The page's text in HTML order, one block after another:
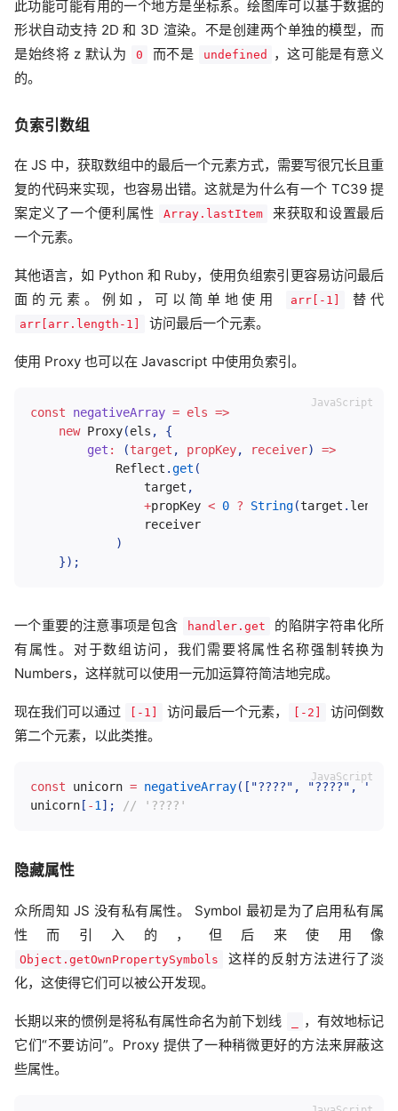
此功能可能有用的一个地方是坐标系。绘图库可以基于数据的
形状自动支持 2D 和 3D 渲染。不是创建两个单独的模型，而
是始终将 z 默认为
0 而不是 undefined
，这可能是有意义
的。
负索引数组
在 JS 中，获取数组中的最后一个元素方式，需要写很冗长且重
复的代码来实现，也容易出错。这就是为什么有一个 TC39 提
案定义了一个便利属性
Array.lastItem
来获取和设置最后
一个元素。
其他语言，如 Python 和 Ruby，使用负组索引更容易访问最后
面的元素。例如，可以简单地使用
arr[-1] 替代
arr[arr.length-1] 访问最后一个元素。
使用 Proxy 也可以在 Javascript 中使用负索引。
const negativeArray = els =>
new Proxy(els ,
{
get : (target , propKey, receiver)
=>
            Reflect
.get (
                target
,
+propKey < 0 ? String(target .
                receiver
)
}) ;
一个重要的注意事项是包含 handler.get
的陷阱字符串化所
有属性。对于数组访问，我们需要将属性名称强制转换为
Numbers，这样就可以使用一元加运算符简洁地完成。
现在我们可以通过 [-1] 访问最后一个元素， [-2]
访问倒数
第二个元素，以此类推。
const unicorn = negativeArray( [ "????" , "????" ,
unicorn [ -1 ] ; // '????'
隐藏属性
众所周知 JS 没有私有属性。 Symbol 最初是为了启用私有属
性而引入的，但后来使用像
Object.getOwnPropertySymbols
这样的反射方法进行了淡
化，这使得它们可以被公开发现。
长期以来的惯例是将私有属性命名为前下划线
，有效地标记
它们“不要访问”。Proxy 提供了一种稍微更好的方法来屏蔽这
些属性。